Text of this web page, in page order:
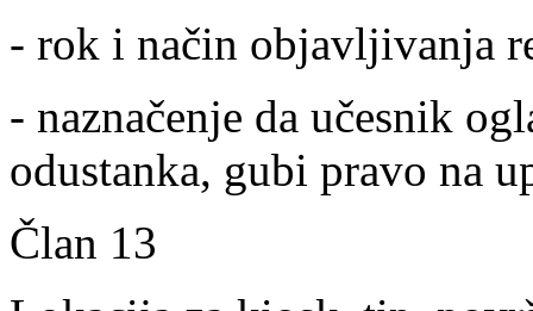
- rok i način objavljivanja
- naznačenje da učesnik
odustanka, gubi pravo na
Član 13